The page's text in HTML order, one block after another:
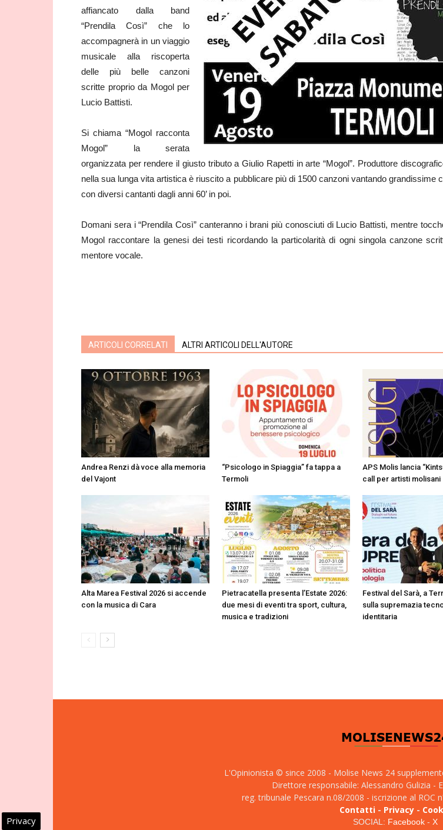
affiancato dalla band
“Prendila Così” che lo
accompagnerà in un viaggio
musicale alla riscoperta
delle più belle canzoni
scritte proprio da Mogol per
Lucio Battisti.
Si chiama “Mogol racconta
Mogol” la serata
organizzata per rendere il giusto tributo a Giulio Rapetti in arte “Mogol”. Produttore
nella sua lunga vita artistica è riuscito a pubblicare più di 1500 canzoni vantando grandissime
con diversi cantanti dagli anni 60’ in poi.
Domani sera i “Prendila Così” canteranno i brani più conosciuti di Lucio Battisti, mentre
Mogol raccontare la genesi dei testi ricordando la particolarità di ogni singola canzone
mentore vocale.
ARTICOLI CORRELATI ALTRI ARTICOLI DELL'AUTORE
Andrea Renzi dà voce alla memoria
del Vajont
“Psicologo in Spiaggia” fa tappa a
Termoli
APS Molis lancia
call per artisti molisani
Alta Marea Festival 2026 si accende
con la musica di Cara
Pietracatella presenta l’Estate 2026:
due mesi di eventi tra sport, cultura,
musica e tradizioni
Festival del Sarà, a
sulla supremazia
identitaria
L'Opinionista © since 2008 - Molise News 24
Direttore responsabile: Alessandro Gulizia -
reg. tribunale Pescara n.08/2008 - iscrizione al ROC
Contatti- Privacy-
SOCIAL: Facebook- X
Privacy